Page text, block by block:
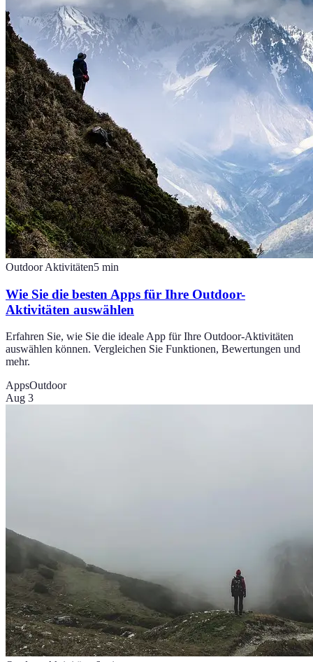
Outdoor Aktivitäten5 min
Wie Sie die besten Apps für Ihre Outdoor-
Aktivitäten auswählen
Erfahren Sie, wie Sie die ideale App für Ihre Outdoor-Aktivitäten
auswählen können. Vergleichen Sie Funktionen, Bewertungen und
mehr.
AppsOutdoor
Aug 3